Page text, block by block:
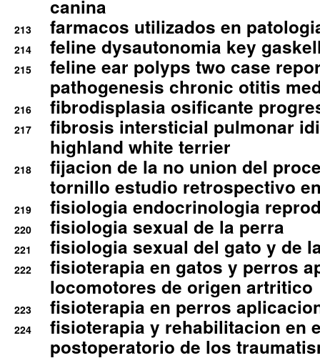
canina
213 farmacos utilizados en
214 feline dysautonomia key
215
feline ear polyps two case
pathogenesis chronic otitis
216 fibrodisplasia osificante
217
fibrosis intersticial pulmonar
highland white terrier
218
fijacion de la no union del
tornillo estudio retrospectivo
219 fisiologia endocrinologia
220 fisiologia sexual de la perra
221 fisiologia sexual del gato y de
222
fisioterapia en gatos y perros
locomotores de origen artritico
223 fisioterapia en perros
224
fisioterapia y rehabilitacion en
postoperatorio de los